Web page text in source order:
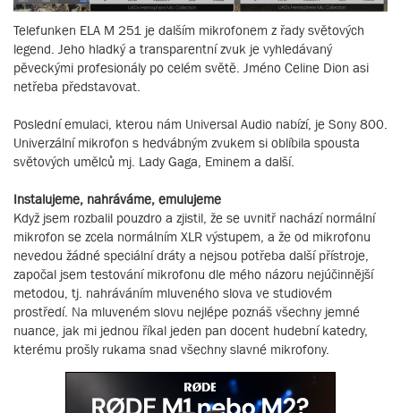
Telefunken ELA M 251 je dalším mikrofonem z řady světových
legend. Jeho hladký a transparentní zvuk je vyhledávaný
pěveckými profesionály po celém světě. Jméno Celine Dion asi
netřeba představovat.
Poslední emulaci, kterou nám Universal Audio nabízí, je Sony 800.
Univerzální mikrofon s hedvábným zvukem si oblíbila spousta
světových umělců mj. Lady Gaga, Eminem a další.
Instalujeme, nahráváme, emulujeme
Když jsem rozbalil pouzdro a zjistil, že se uvnitř nachází normální
mikrofon se zcela normálním XLR výstupem, a že od mikrofonu
nevedou žádné speciální dráty a nejsou potřeba další přístroje,
započal jsem testování mikrofonu dle mého názoru nejúčinnější
metodou, tj. nahráváním mluveného slova ve studiovém
prostředí. Na mluveném slovu nejlépe poznáš všechny jemné
nuance, jak mi jednou říkal jeden pan docent hudební katedry,
kterému prošly rukama snad všechny slavné mikrofony.